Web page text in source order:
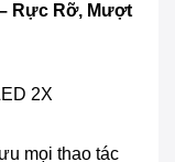
Rực Rỡ, Mượt
2X
mọi thao tác